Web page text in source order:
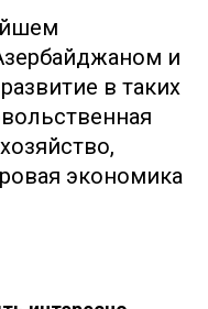
и
в таких
экономика